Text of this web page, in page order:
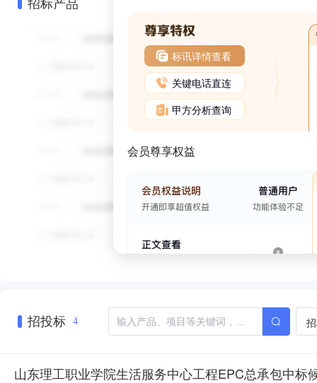
标讯详情查看
关键电话直连
甲方分析查询
会员尊享权益
招投标 4
山东理工职业学院生活服务中心工程EPC总承包中标